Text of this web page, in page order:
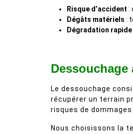
Risque d’accident :
Dégâts matériels :
Dégradation rapide
Dessouchage
Le dessouchage
récupérer un terrain
risques de
Nous choisissons la